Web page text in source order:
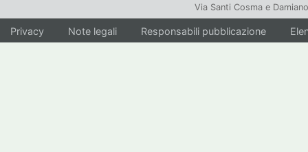
Via Santi Cosma e
Privacy Note legali Responsabili pubblicazione